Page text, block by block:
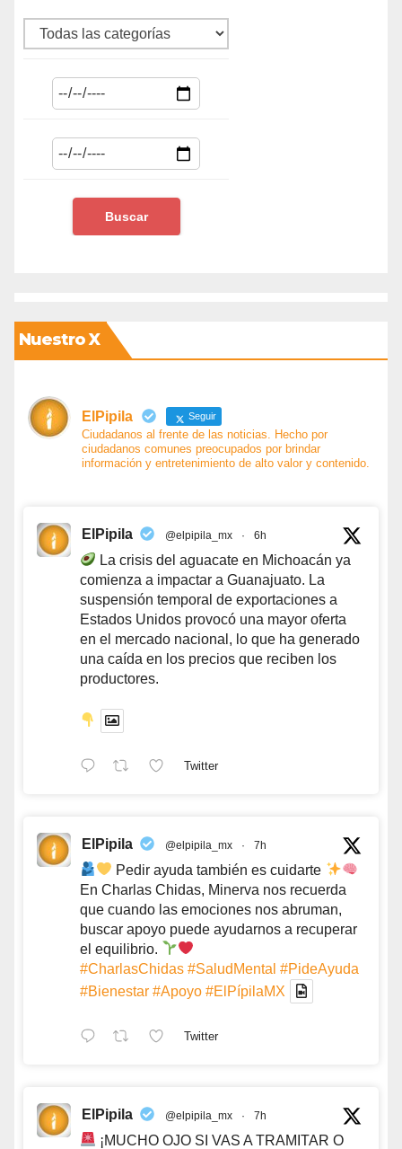
Nuestro X
ElPipila Seguir
Ciudadanos al frente de las noticias. Hecho por
ciudadanos comunes preocupados por brindar
información y entretenimiento de alto valor y contenido.
ElPipila @elpipila_mx · 6h
La crisis del aguacate en Michoacán ya
comienza a impactar a Guanajuato. La
suspensión temporal de exportaciones a
Estados Unidos provocó una mayor oferta
en el mercado nacional, lo que ha generado
una caída en los precios que reciben los
productores.
Twitter
ElPipila @elpipila_mx · 7h
Pedir ayuda también es cuidarte
En Charlas Chidas, Minerva nos recuerda
que cuando las emociones nos abruman,
buscar apoyo puede ayudarnos a recuperar
el equilibrio.
#CharlasChidas #SaludMental #PideAyuda
#Bienestar #Apoyo #ElPípilaMX
Twitter
ElPipila @elpipila_mx · 7h
¡MUCHO OJO SI VAS A TRAMITAR O